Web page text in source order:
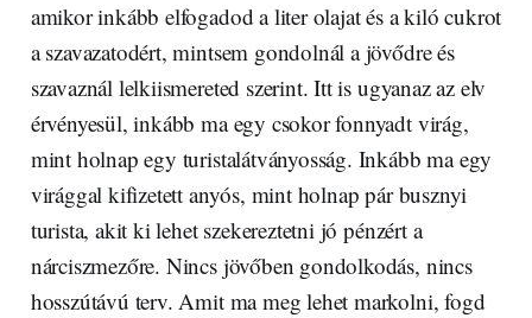
amikor inkább elfogadod a liter olajat és a kiló cukrot
a szavazatodért, mintsem gondolnál a jövődre és
szavaznál lelkiismereted szerint. Itt is ugyanaz az elv
érvényesül, inkább ma egy csokor fonnyadt virág,
mint holnap egy turistalátványosság. Inkább ma egy
virággal kifizetett anyós, mint holnap pár busznyi
turista, akit ki lehet szekereztetni jó pénzért a
nárciszmezőre. Nincs jövőben gondolkodás, nincs
hosszútávú terv. Amit ma meg lehet markolni, fogd